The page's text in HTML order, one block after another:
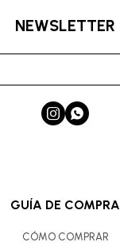
GUÍA DE COMPRA
CÓMO COMPRAR
NEWSLETTER
 